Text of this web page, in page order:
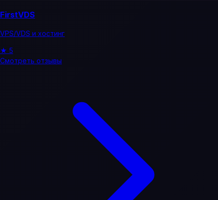
FirstVDS
VPS/VDS и хостинг
★ 5
Смотреть отзывы